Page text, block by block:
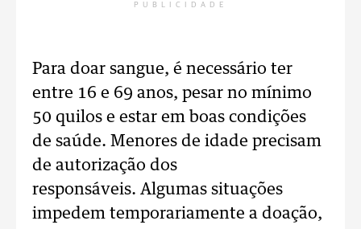
PUBLICIDADE
Para doar sangue, é necessário ter
entre 16 e 69 anos, pesar no mínimo
50 quilos e estar em boas condições
de saúde. Menores de idade precisam
de autorização dos
responsáveis. Algumas situações
impedem temporariamente a doação,